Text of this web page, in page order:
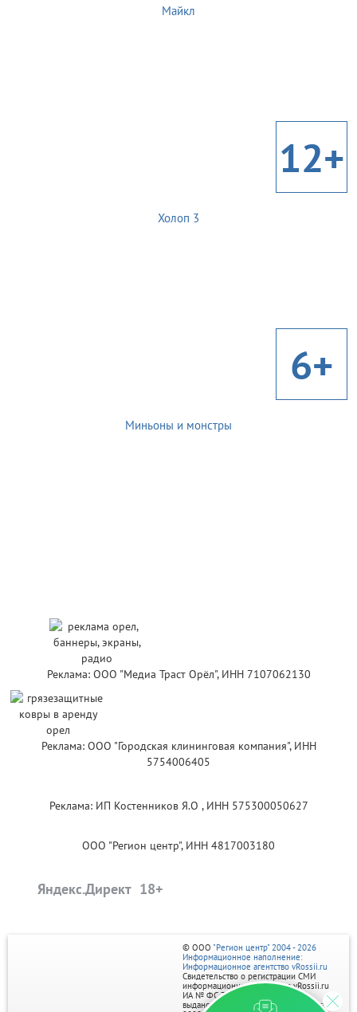
Майкл
12+
Холоп 3
6+
Миньоны и монстры
Реклама: ООО "Медиа Траст Орёл", ИНН 7107062130
Реклама: ООО "Городская клининговая компания", ИНН
5754006405
Реклама: ИП Костенников Я.О , ИНН 575300050627
ООО "Регион центр", ИНН 4817003180
Яндекс.Директ
© ООО "Регион центр" 2004 - 2026
Информационное наполнение:
Информационное агентство vRossii.ru
Свидетельство о регистрации СМИ
информационного агентства vRossii.ru
ИА № ФС 77‑35502
выдано РОСКОМНАДЗОРом 04 марта